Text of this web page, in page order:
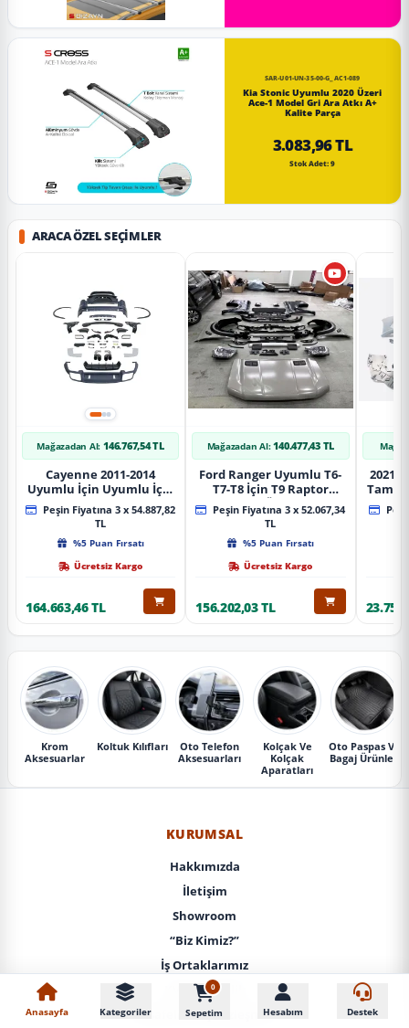
SAR-U01-UN-35-00-G_AC1-089
Kia Stonic Uyumlu 2020 Üzeri
Ace-1 Model Gri Ara Atkı A+
Kalite Parça
3.083,96 TL
Stok Adet: 9
ARACA ÖZEL SEÇIMLER
Mağazadan Al: 146.767,54 TL
Cayenne 2011-2014
Uyumlu İçin Uyumlu İçin
2019+ Bagaj Facelift
Parça
Peşin Fiyatına 3 x 54.887,82
TL
%5 Puan Fırsatı
Ücretsiz Kargo
164.663,46 TL
Mağazadan Al: 140.477,43 TL
Ford Ranger Uyumlu T6-
T7-T8 İçin T9 Raptor
Dönüşüm (Ön Arka Full)
Parça
Peşin Fiyatına 3 x 52.067,34
TL
%5 Puan Fırsatı
Ücretsiz Kargo
156.202,03 TL
2021+
Krom
Aksesuarlar
Koltuk Kılıfları
Oto Telefon
Aksesuarları
Kolçak Ve
Kolçak
Aparatları
Oto Paspas Ve
Bagaj Ürünleri
KURUMSAL
Hakkımızda
İletişim
Showroom
“Biz Kimiz?”
İş Ortaklarımız
KVKK / Gizlilik
Mesafeli Satış Sözleşmesi
Anasayfa Kategoriler
0
Sepetim Hesabım Destek